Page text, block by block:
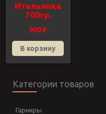
Итальянка
700гр.
900₽
В корзину
Категории товаров
Гарниры